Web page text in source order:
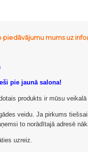
mums uz
pie jaunā salona!
produkts ir mūsu veikalā
veidu. Ja pirkums
to norādītajā adresē
uzreiz.